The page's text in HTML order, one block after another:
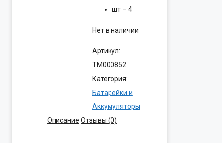
шт – 4
Нет в наличии
Артикул:
ТМ000852
Категория:
Батарейки и
Аккумуляторы
Описание Отзывы (0)